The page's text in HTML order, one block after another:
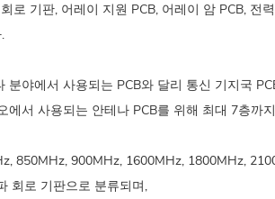
로 기판, 어레이 지원 PCB, 어레이 암 PCB, 전
야에서 사용되는 PCB와 달리 통신 기지국
에서 사용되는 안테나 PCB를 위해 최대 7층
850MHz, 900MHz, 1600MHz, 1800MHz,
회로 기판으로 분류되며,